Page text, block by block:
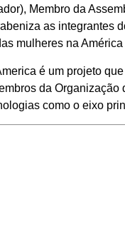
Membro da
as integrantes
mulheres na
é um projeto
da
como o eixo